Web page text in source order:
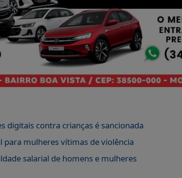
digitais contra crianças é sancionada
para mulheres vítimas de violência
salarial de homens e mulheres